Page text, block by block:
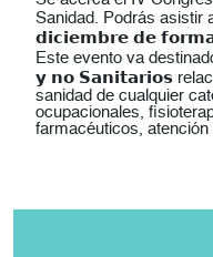
Sanidad. Podrás
𝗱𝗶𝗰𝗶𝗲𝗺𝗯𝗿𝗲 𝗱𝗲
Este evento va
𝘆 𝗻𝗼 𝗦𝗮𝗻𝗶𝘁𝗮𝗿𝗶𝗼𝘀
sanidad de cualquier
ocupacionales,
farmacéuticos,